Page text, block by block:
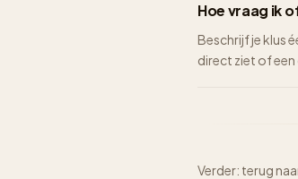
Hoe vraag ik
Beschrijf je klus
direct ziet of een
Verder: terug